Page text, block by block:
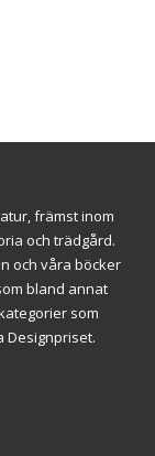
främst inom
och trädgård.
och våra böcker
bland annat
som
Designpriset.